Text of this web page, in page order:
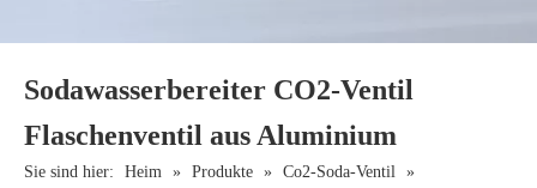
Sodawasserbereiter CO2-Ventil
Flaschenventil aus Aluminium
Sie sind hier: Heim » Produkte » Co2-Soda-Ventil »